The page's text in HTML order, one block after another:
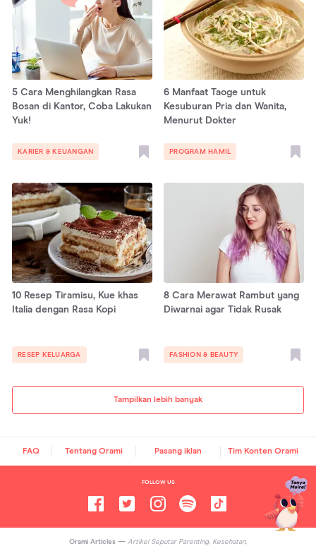
Tampilkan lebih banyak
5 Cara Menghilangkan Rasa
Bosan di Kantor, Coba Lakukan
Yuk!
KARIER & KEUANGAN
6 Manfaat Taoge untuk
Kesuburan Pria dan Wanita,
Menurut Dokter
PROGRAM HAMIL
10 Resep Tiramisu, Kue khas
Italia dengan Rasa Kopi
RESEP KELUARGA
8 Cara Merawat Rambut yang
Diwarnai agar Tidak Rusak
FASHION & BEAUTY
FAQ Tentang Orami Pasang iklan Tim Konten Orami
FOLLOW US
Orami Articles — Artikel Seputar Parenting, Kesehatan,